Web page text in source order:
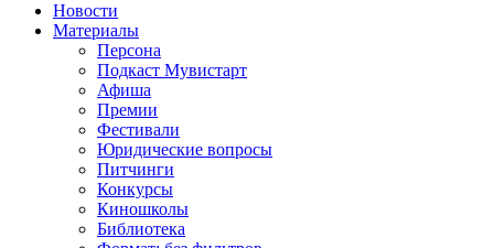
Новости
Материалы
Персона
Подкаст Мувистарт
Афиша
Премии
Фестивали
Юридические вопросы
Питчинги
Конкурсы
Киношколы
Библиотека